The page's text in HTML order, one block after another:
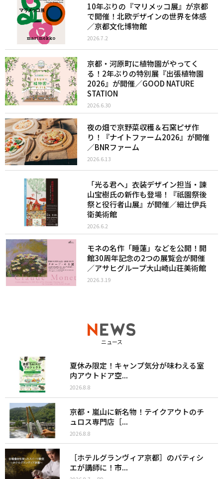
10年ぶりの『マリメッコ展』が京都
で開催！北欧デザインの世界を体感
／京都文化博物館
2026.7.2
京都・河原町に植物園がやってく
る！2年ぶりの特別展『出張植物園
2026』が開催／GOOD NATURE
STATION
2026.6.30
夜の畑で京野菜収穫＆石窯ピザ作
り！『ナイトファーム2026』が開催
／BNRファーム
2026.6.13
「光る君へ」衣装デザイン担当・諫
山宝樹氏の新作も登場！『祇園祭後
祭と役行者山展』が開催／細辻伊兵
衛美術館
2026.6.2
モネの名作「睡蓮」などを公開！開
館30周年記念の2つの展覧会が開催
／アサヒグループ大山崎山荘美術館
2026.3.19
ニュース
夏休み限定！キャンプ気分が味わえる室
内アウトドア空...
2026.8.8
京都・嵐山に新名物！テイクアウトのチ
ュロス専門店［...
2026.8.8
［ホテルグランヴィア京都］のパティシ
エが講師に！市...